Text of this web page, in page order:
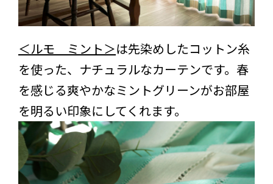
＜ルモ ミント＞は先染めしたコットン糸
を使った、ナチュラルなカーテンです。春
を感じる爽やかなミントグリーンがお部屋
を明るい印象にしてくれます。